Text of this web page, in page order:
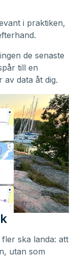
i praktiken,
de senaste
till en
data åt dig.
ska landa: att
utan som